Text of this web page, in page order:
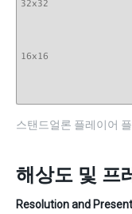
스탠드얼론 플레이어
해상도 및 프
Resolution and